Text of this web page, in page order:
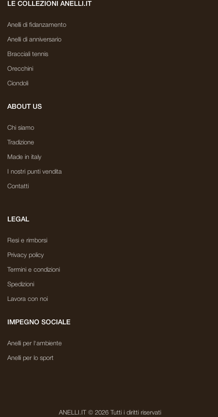
LE COLLEZIONI ANELLI.IT
Anelli di fidanzamento
Anelli di anniversario
Bracciali tennis
Orecchini
Ciondoli
ABOUT US
Chi siamo
Tradizione
Made in italy
I nostri punti vendita
Contatti
LEGAL
Resi e rimborsi
Privacy policy
Termini e condizioni
Spedizioni
Lavora con noi
IMPEGNO SOCIALE
Anelli per l'ambiente
Anelli per lo sport
ANELLI.IT © 2026 Tutti i diritti riservati